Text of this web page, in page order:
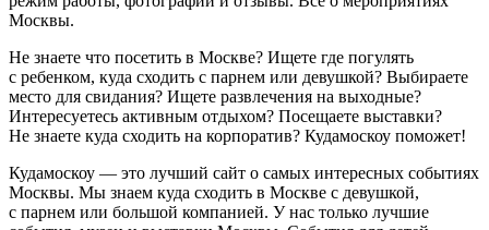
Москвы.
Не знаете что посетить в Москве? Ищете где погулять
с ребенком, куда сходить с парнем или девушкой? Выбираете
место для свидания? Ищете развлечения на выходные?
Интересуетесь активным отдыхом? Посещаете выставки?
Не знаете куда сходить на корпоратив? Кудамоскоу поможет!
Кудамоскоу — это лучший сайт о самых интересных событиях
Москвы. Мы знаем куда сходить в Москве с девушкой,
с парнем или большой компанией. У нас только лучшие